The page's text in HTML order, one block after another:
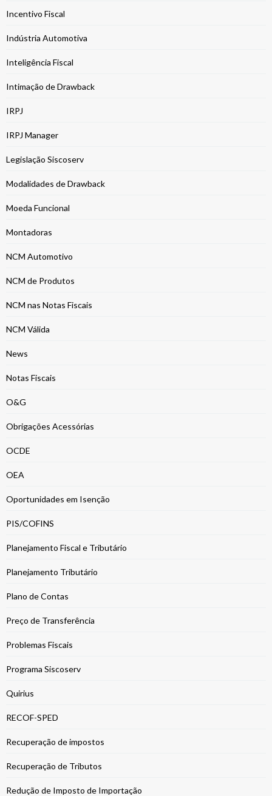
Incentivo Fiscal
Indústria Automotiva
Inteligência Fiscal
Intimação de Drawback
IRPJ
IRPJ Manager
Legislação Siscoserv
Modalidades de Drawback
Moeda Funcional
Montadoras
NCM Automotivo
NCM de Produtos
NCM nas Notas Fiscais
NCM Válida
News
Notas Fiscais
O&G
Obrigações Acessórias
OCDE
OEA
Oportunidades em Isenção
PIS/COFINS
Planejamento Fiscal e Tributário
Planejamento Tributário
Plano de Contas
Preço de Transferência
Problemas Fiscais
Programa Siscoserv
Quirius
RECOF-SPED
Recuperação de impostos
Recuperação de Tributos
Redução de Imposto de Importação